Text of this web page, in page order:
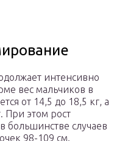
интенсивно
вес мальчиков в
от 14,5 до 18,5 кг, а
При этом рост
большинстве случаев
98-109 см.